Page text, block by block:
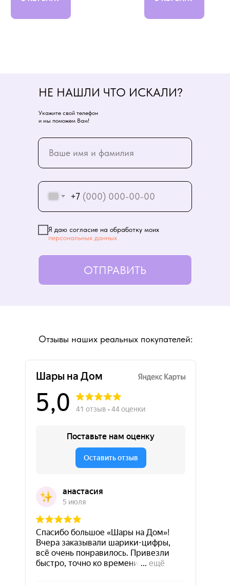
+7
Я даю согласие на обработку моих
персональных данных
ОТПРАВИТЬ
НЕ НАШЛИ ЧТО ИСКАЛИ?
Укажите свой телефон
и мы поможем Вам!
Отзывы наших реальных покупателей: